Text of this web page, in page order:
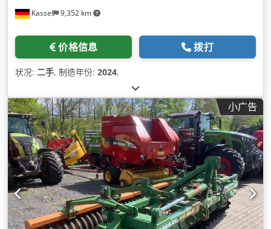
Kassel 9,352 km
价格信息 拨打
状况: 二手, 制造年份: 2024,
小广告